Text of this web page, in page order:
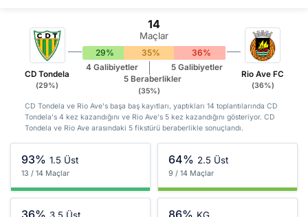
CD Tondela
(29%)
14
Maçlar
29% 35% 36%
4 Galibiyetler
5 Beraberlikler
(35%)
5 Galibiyetler
Rio Ave FC
(36%)
CD Tondela ve Rio Ave's başa baş kayıtları, yaptıkları 14 toplantılarında CD
Tondela's 4 kez kazandığını ve Rio Ave's 5 kez kazandığını gösteriyor. CD
Tondela ve Rio Ave arasındaki 5 fikstürü beraberlikle sonuçlandı.
93% 1.5 Üst
13 / 14 Maçlar
64% 2.5 Üst
9 / 14 Maçlar